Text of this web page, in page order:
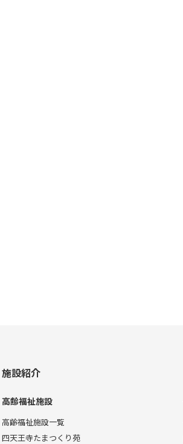
施設紹介
高齢福祉施設
高齢福祉施設一覧
四天王寺たまつくり苑